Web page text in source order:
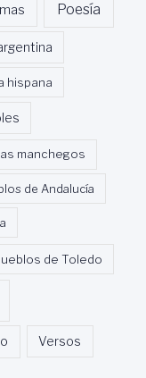
Poesía
hispana
manchegos
de Andalucía
de Toledo
Versos